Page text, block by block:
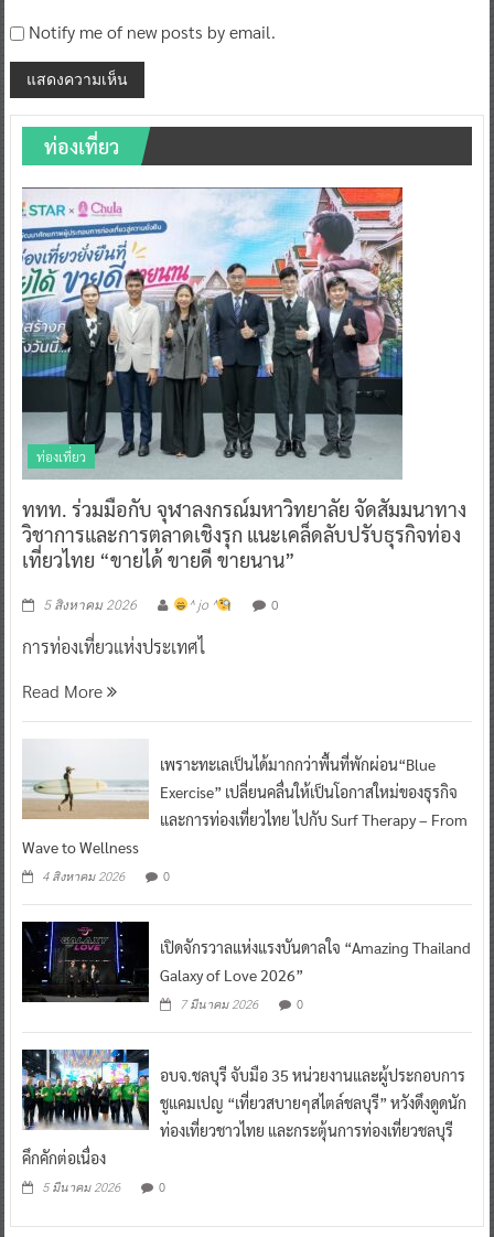
Notify me of new posts by email.
ท่องเที่ยว
ท่องเที่ยว
ททท. ร่วมมือกับ จุฬาลงกรณ์มหาวิทยาลัย จัดสัมมนาทาง
วิชาการและการตลาดเชิงรุก แนะเคล็ดลับปรับธุรกิจท่อง
เที่ยวไทย “ขายได้ ขายดี ขายนาน”
5 สิงหาคม 2026 ^ jo ^ 0
การท่องเที่ยวแห่งประเทศไ
Read More
เพราะทะเลเป็นได้มากกว่าพื้นที่พักผ่อน“Blue
Exercise” เปลี่ยนคลื่นให้เป็นโอกาสใหม่ของธุรกิจ
และการท่องเที่ยวไทย ไปกับ Surf Therapy – From
Wave to Wellness
4 สิงหาคม 2026 0
เปิดจักรวาลแห่งแรงบันดาลใจ “Amazing Thailand
Galaxy of Love 2026”
7 มีนาคม 2026 0
อบจ.ชลบุรี จับมือ 35 หน่วยงานและผู้ประกอบการ
ชูแคมเปญ “เที่ยวสบายๆสไตล์ชลบุรี” หวังดึงดูดนัก
ท่องเที่ยวชาวไทย และกระตุ้นการท่องเที่ยวชลบุรี
คึกคักต่อเนื่อง
5 มีนาคม 2026 0